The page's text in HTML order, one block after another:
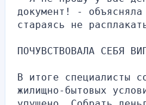
документ! - объясняла
стараясь не
ПОЧУВСТВОВАЛА СЕБЯ
В итоге специалисты
жилищно-бытовых